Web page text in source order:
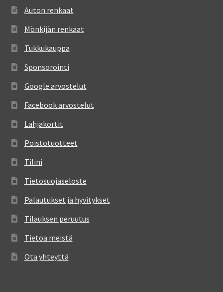
Auton renkaat
Mönkijän renkaat
Tukkukauppa
Sponsorointi
Google arvostelut
Facebook arvostelut
Lahjakortit
Poistotuotteet
Tilini
Tietosuojaseloste
Palautukset ja hyvitykset
Tilauksen peruutus
Tietoa meistä
Ota yhteyttä